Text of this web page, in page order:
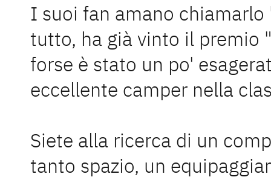
Con oltre
intelligenti
Trova
I suoi fan amano
tutto, ha già vinto il premio
forse è stato un po'
eccellente camper nella
Siete alla ricerca di un
tanto spazio, un